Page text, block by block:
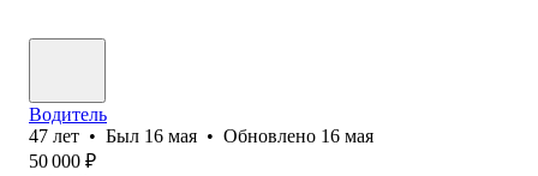
Водитель
47 лет • Был 16 мая • Обновлено 16 мая
50 000 ₽